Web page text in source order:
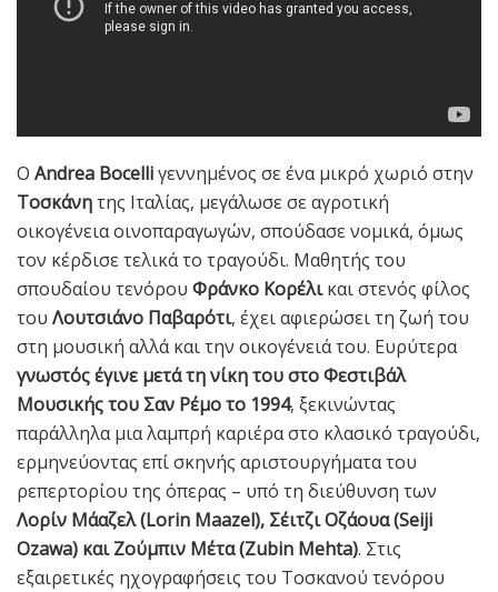
Ο Andrea Bocelliγεννημένος σε ένα μικρό χωριό στην
Τοσκάνητης Ιταλίας, μεγάλωσε σε αγροτική
οικογένεια οινοπαραγωγών, σπούδασε νομικά, όμως
τον κέρδισε τελικά το τραγούδι. Μαθητής του
σπουδαίου τενόρου Φράνκο Κορέλικαι στενός φίλος
του Λουτσιάνο Παβαρότι, έχει αφιερώσει τη ζωή του
στη μουσική αλλά και την οικογένειά του. Ευρύτερα
γνωστός έγινε μετά τη νίκη του στο Φεστιβάλ
Μουσικής του Σαν Ρέμο το 1994, ξεκινώντας
παράλληλα μια λαμπρή καριέρα στο κλασικό τραγούδι,
ερμηνεύοντας επί σκηνής αριστουργήματα του
ρεπερτορίου της όπερας – υπό τη διεύθυνση των
Λορίν Μάαζελ (Lorin Maazel), Σέιτζι Οζάουα (Seiji
Ozawa) και Ζούμπιν Μέτα (Zubin Mehta). Στις
εξαιρετικές ηχογραφήσεις του Τοσκανού τενόρου